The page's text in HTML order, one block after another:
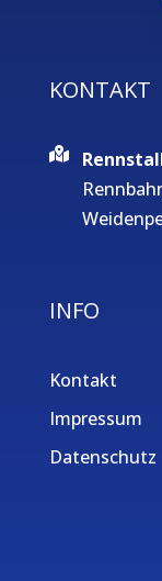
KONTAKT
INFO
Kontakt
Impressum
Datenschutz